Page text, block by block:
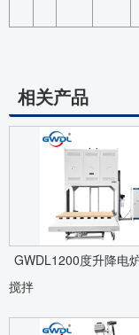
相关产品
GWDL1200度升降电
搅拌